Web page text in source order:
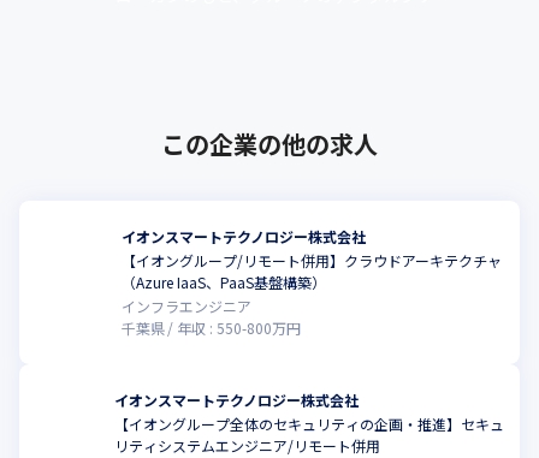
この企業の他の求人
イオンスマートテクノロジー株式会社
【イオングループ/リモート併用】クラウドアーキテクチャ
（Azure IaaS、PaaS基盤構築）
インフラエンジニア
千葉県
年収 : 550-800万円
イオンスマートテクノロジー株式会社
【イオングループ全体のセキュリティの企画・推進】セキュ
リティシステムエンジニア/リモート併用